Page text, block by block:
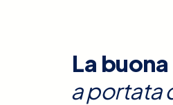
La
a portata